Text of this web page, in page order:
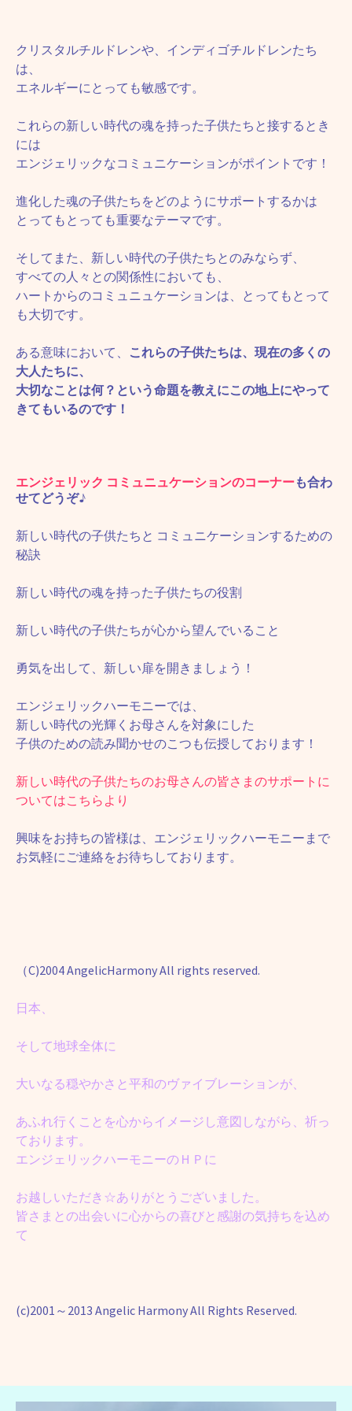
クリスタルチルドレンや、インディゴチルドレンたち
は、
エネルギーにとっても敏感です。
これらの新しい時代の魂を持った子供たちと接するとき
には
エンジェリックなコミュニケーションがポイントです！
進化した魂の子供たちをどのようにサポートするかは
とってもとっても重要なテーマです。
そしてまた、新しい時代の子供たちとのみならず、
すべての人々との関係性においても、
ハートからのコミュニュケーションは、とってもとって
も大切です。
ある意味において、 これらの子供たちは、現在の多くの
大人たちに、
大切なことは何？という命題を教えにこの地上にやって
きてもいるのです！
エンジェリック コミュニュケーションのコーナーも合わ
せてどうぞ♪
新しい時代の子供たちと コミュニケーションするための
秘訣
新しい時代の魂を持った子供たちの役割
新しい時代の子供たちが心から望んでいること
勇気を出して、新しい扉を開きましょう！
エンジェリックハーモニーでは、
新しい時代の光輝くお母さんを対象にした
子供のための読み聞かせのこつも伝授しております！
新しい時代の子供たちのお母さんの皆さまのサポートに
ついてはこちらより
興味をお持ちの皆様は、エンジェリックハーモニーまで
お気軽にご連絡をお待ちしております。
（C)2004 AngelicHarmony All rights reserved.
日本、
そして地球全体に
大いなる穏やかさと平和のヴァイブレーションが、
あふれ行くことを心からイメージし意図しながら、祈っ
ております。
エンジェリックハーモニーのＨＰに
お越しいただき☆ありがとうございました。
皆さまとの出会いに心からの喜びと感謝の気持ちを込め
て
(c)2001～2013 Angelic Harmony All Rights Reserved.